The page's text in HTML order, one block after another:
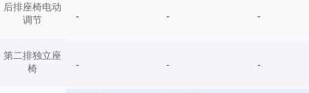
后排座椅电动
调节
第二排独立座
椅
- - -
- - -